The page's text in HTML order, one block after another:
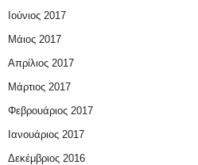
Ιούνιος 2017
Μάιος 2017
Απρίλιος 2017
Μάρτιος 2017
Φεβρουάριος 2017
Ιανουάριος 2017
Δεκέμβριος 2016